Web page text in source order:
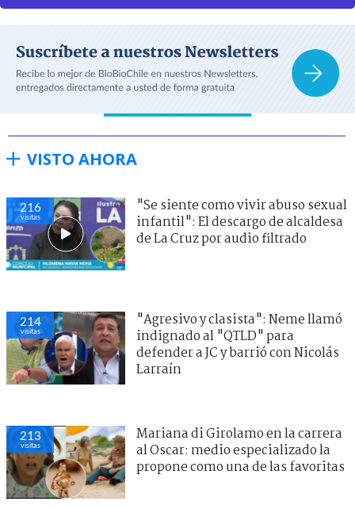
VISTO AHORA
216
visitas
"Se siente como vivir abuso sexual
infantil": El descargo de alcaldesa
de La Cruz por audio filtrado
214
visitas
"Agresivo y clasista": Neme llamó
indignado al "QTLD" para
defender a JC y barrió con Nicolás
Larraín
213
visitas
Mariana di Girolamo en la carrera
al Oscar: medio especializado la
propone como una de las favoritas